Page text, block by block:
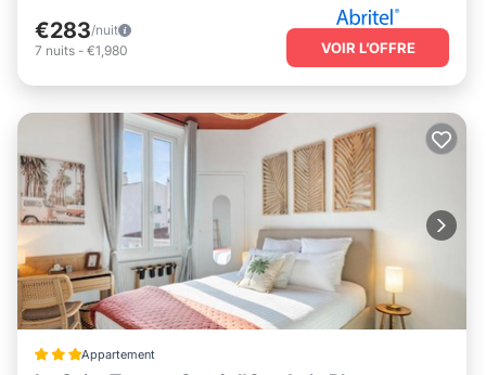
€283/nuit
7 nuits - €1,980 VOIR L’OFFRE
Appartement